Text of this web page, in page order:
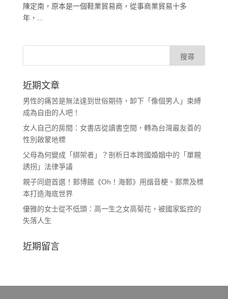
陳定南，原本是一個鞋業貿易商，從事商業貿易十多
年，...
近期文章
男性的痛苦是無法達到世俗期待，卸下「像個男人」束縛
成為自由的人吧！
女人自己的房間：女書店從讀書空間，轉為台灣最友善的
性別啟蒙地標
父母為何變成「綁架者」？剖析日本跨國婚姻中的「單親
誘拐」法律爭議
親子同遊首選！郵博館《Oh！海郵》用諧音梗、郵票及標
本打造海底世界
優雅的女士從不低頭：高一生之女高菊花，被國家監控的
失落人生
近期留言